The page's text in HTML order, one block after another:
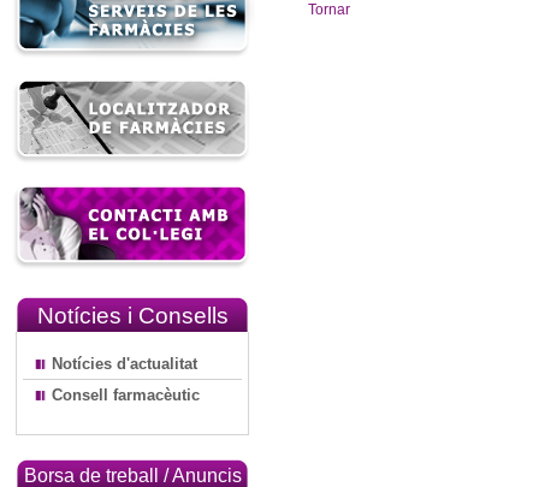
Notícies i Consells
Notícies d'actualitat
Consell farmacèutic
Borsa de treball / Anuncis
Tornar